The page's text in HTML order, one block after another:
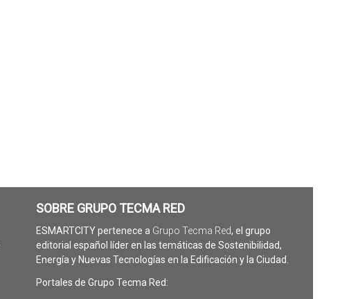
SOBRE GRUPO TECMA RED
ESMARTCITY pertenece a Grupo Tecma Red, el grupo
editorial español líder en las temáticas de Sostenibilidad,
Energía y Nuevas Tecnologías en la Edificación y la Ciudad.
Portales de Grupo Tecma Red: